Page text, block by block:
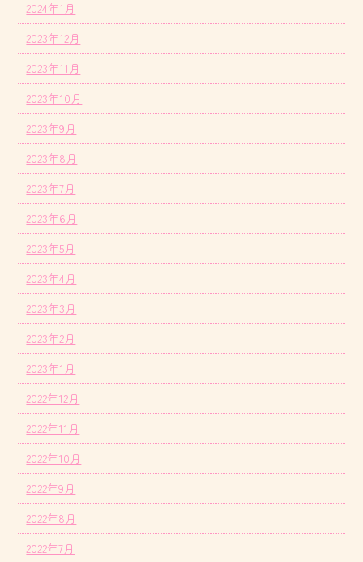
2024年1月
2023年12月
2023年11月
2023年10月
2023年9月
2023年8月
2023年7月
2023年6月
2023年5月
2023年4月
2023年3月
2023年2月
2023年1月
2022年12月
2022年11月
2022年10月
2022年9月
2022年8月
2022年7月